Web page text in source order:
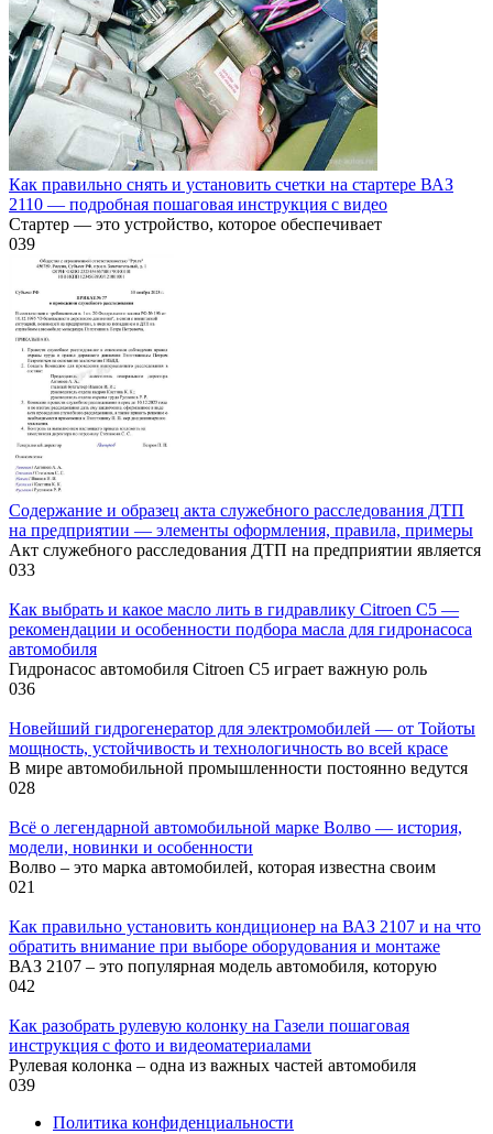
Как правильно снять и установить счетки на стартере ВАЗ
2110 — подробная пошаговая инструкция с видео
Стартер — это устройство, которое обеспечивает
039
Содержание и образец акта служебного расследования ДТП
на предприятии — элементы оформления, правила, примеры
Акт служебного расследования ДТП на предприятии является
033
Как выбрать и какое масло лить в гидравлику Citroen C5 —
рекомендации и особенности подбора масла для гидронасоса
автомобиля
Гидронасос автомобиля Citroen C5 играет важную роль
036
Новейший гидрогенератор для электромобилей — от Тойоты
мощность, устойчивость и технологичность во всей красе
В мире автомобильной промышленности постоянно ведутся
028
Всё о легендарной автомобильной марке Волво — история,
модели, новинки и особенности
Волво – это марка автомобилей, которая известна своим
021
Как правильно установить кондиционер на ВАЗ 2107 и на что
обратить внимание при выборе оборудования и монтаже
ВАЗ 2107 – это популярная модель автомобиля, которую
042
Как разобрать рулевую колонку на Газели пошаговая
инструкция с фото и видеоматериалами
Рулевая колонка – одна из важных частей автомобиля
039
Политика конфиденциальности